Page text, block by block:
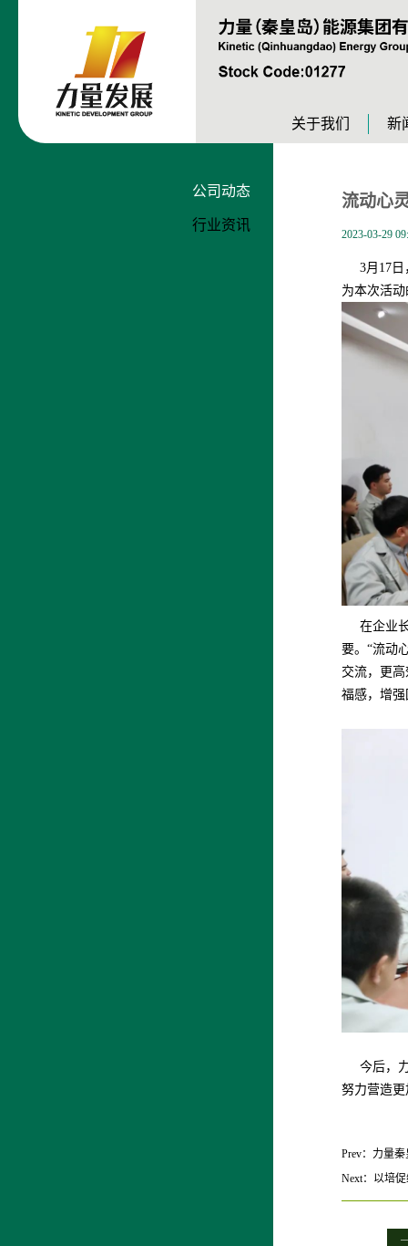
关于我们 新
公司动态
行业资讯
流动心
2023-03-29
3月17
为本次活
在企业长
要。“流动
交流，更
福感，增
今后，力
努力营造
Prev： 力量
Next： 以培